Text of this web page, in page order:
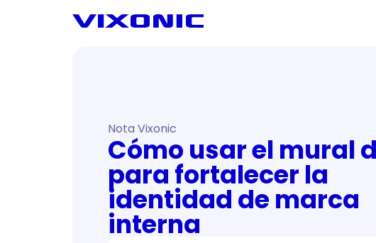
Nota Vixonic
Cómo usar el mural
para fortalecer la
identidad de marca
interna